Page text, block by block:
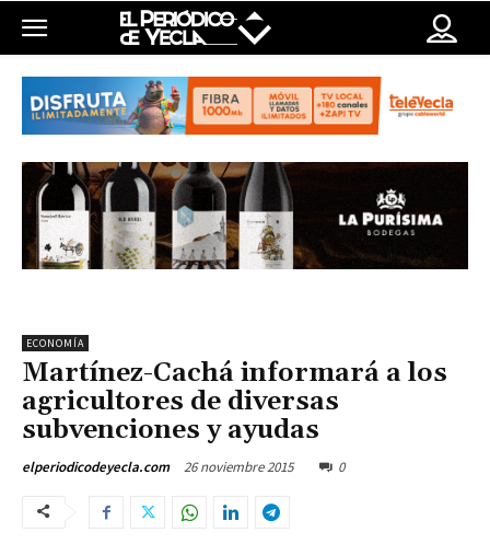
ECONOMÍA
Martínez-Cachá informará a los
agricultores de diversas
subvenciones y ayudas
elperiodicodeyecla.com 26 noviembre 2015 0